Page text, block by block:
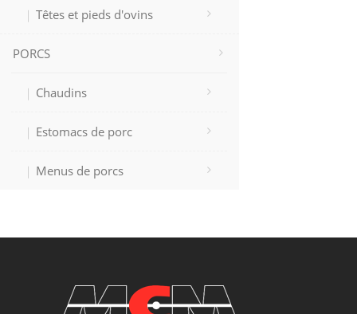
Têtes et pieds d'ovins
PORCS
Chaudins
Estomacs de porc
Menus de porcs